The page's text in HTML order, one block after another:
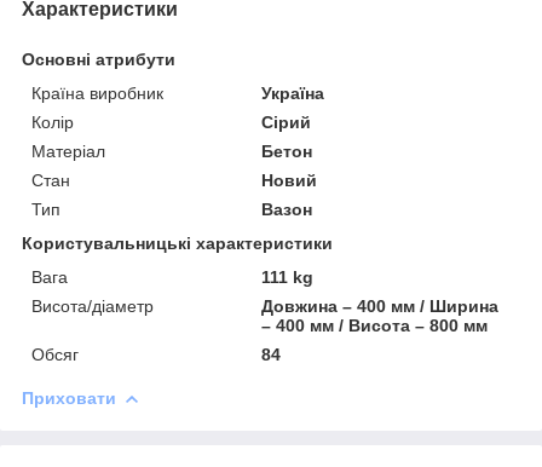
Характеристики
Основні атрибути
Країна виробник
Україна
Колір
Сірий
Матеріал
Бетон
Стан
Новий
Тип
Вазон
Користувальницькі характеристики
Вага
111 kg
Висота/діаметр
Довжина – 400 мм / Ширина
– 400 мм / Висота – 800 мм
Обсяг
84
Приховати